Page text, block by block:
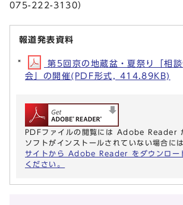
075-222-3130）
報道発表資料
第5回京の地蔵盆・夏祭り「相
会」の開催(PDF形式, 414.89KB)
PDFファイルの閲覧には Adobe Reader
ソフトがインストールされていない場合には
サイトから Adobe Reader をダウンロー
ください。